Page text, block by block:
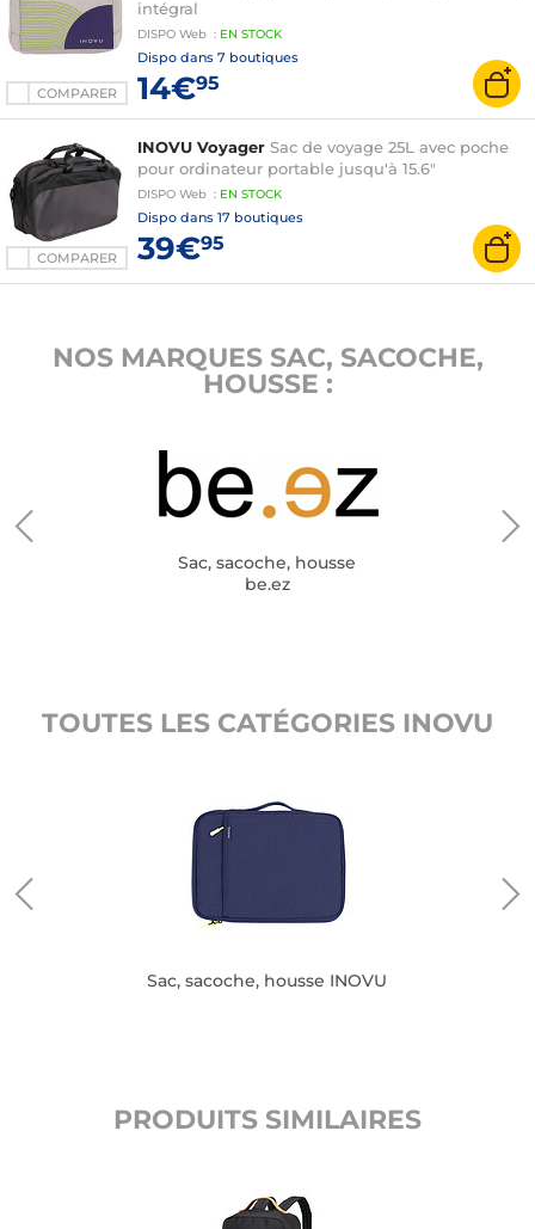
COMPARER
intégral
DISPO Web : EN STOCK
Dispo dans 7 boutiques
14€95
COMPARER
INOVU Voyager Sac de voyage 25L avec poche
pour ordinateur portable jusqu'à 15.6"
DISPO Web : EN STOCK
Dispo dans 17 boutiques
39€95
NOS MARQUES SAC, SACOCHE,
HOUSSE :
Sac, sacoche, housse
be.ez
TOUTES LES CATÉGORIES INOVU
Sac, sacoche, housse INOVU
PRODUITS SIMILAIRES